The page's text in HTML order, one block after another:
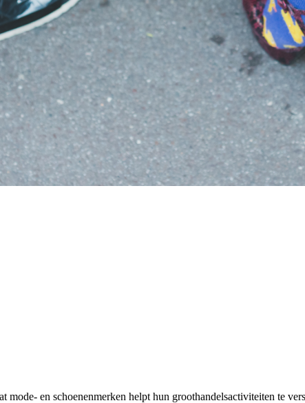
mode- en schoenenmerken helpt hun groothandelsactiviteiten te